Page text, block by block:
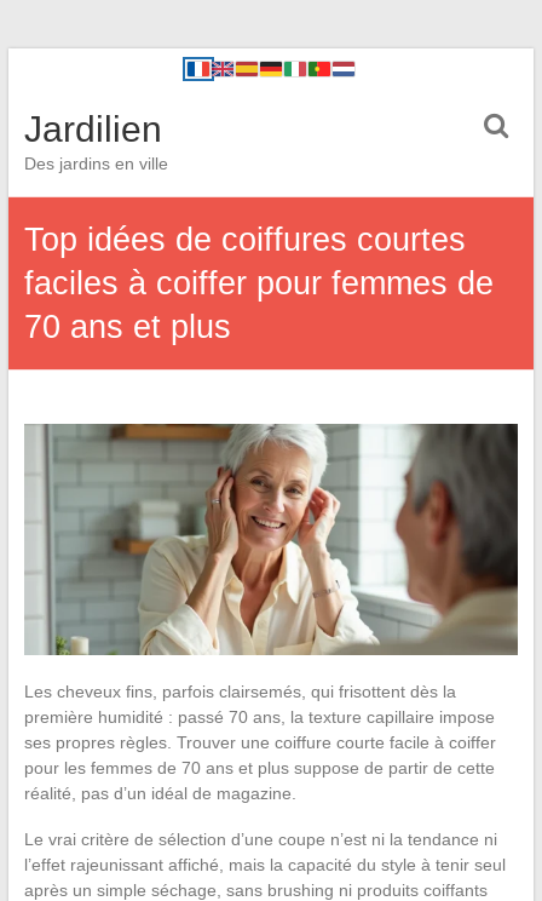
Jardilien
Des jardins en ville
Top idées de coiffures courtes
faciles à coiffer pour femmes de
70 ans et plus
Les cheveux fins, parfois clairsemés, qui frisottent dès la
première humidité : passé 70 ans, la texture capillaire impose
ses propres règles. Trouver une coiffure courte facile à coiffer
pour les femmes de 70 ans et plus suppose de partir de cette
réalité, pas d’un idéal de magazine.
Le vrai critère de sélection d’une coupe n’est ni la tendance ni
l’effet rajeunissant affiché, mais la capacité du style à tenir seul
après un simple séchage, sans brushing ni produits coiffants